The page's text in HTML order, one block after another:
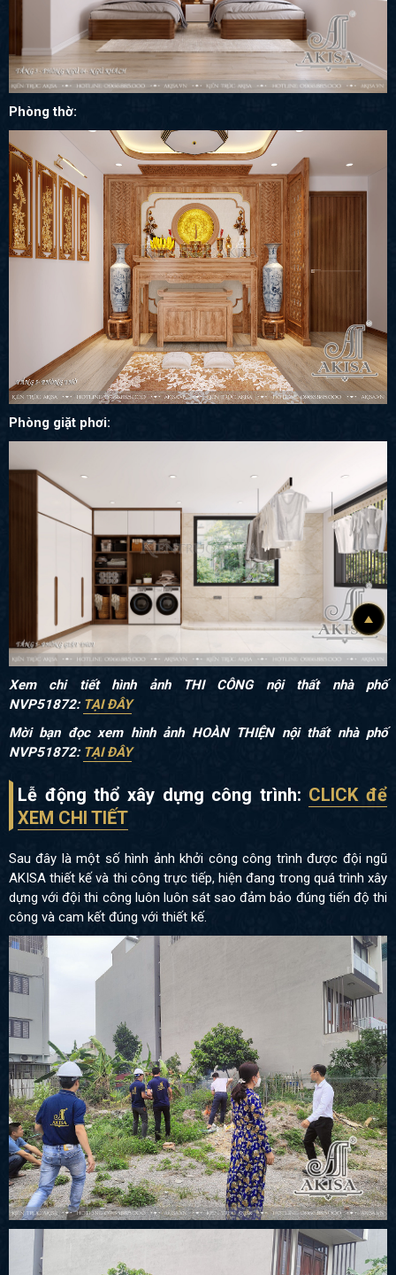
Phòng thờ:
Phòng giặt phơi:
Xem chi tiết hình ảnh THI CÔNG nội thất nhà phố
NVP51872: TẠI ĐÂY
Mời bạn đọc xem hình ảnh HOÀN THIỆN nội thất nhà phố
NVP51872: TẠI ĐÂY
Lễ động thổ xây dựng công trình: CLICK để
XEM CHI TIẾT
Sau đây là một số hình ảnh khởi công công trình được đội ngũ
AKISA thiết kế và thi công trực tiếp, hiện đang trong quá trình xây
dựng với đội thi công luôn luôn sát sao đảm bảo đúng tiến độ thi
công và cam kết đúng với thiết kế.